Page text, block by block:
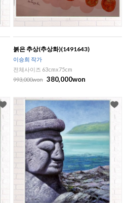
붉은 추상(추상화)(1491643)
이승희 작가
전체사이즈 63cmx75cm
993,000won 380,000won